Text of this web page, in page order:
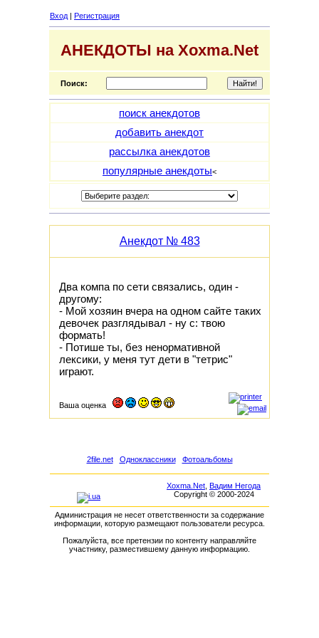
Вход | Регистрация
АНЕКДОТЫ на Xoxma.Net
Поиск:
поиск анекдотов
добавить анекдот
рассылка анекдотов
популярные анекдоты<
Анекдот № 483
Два компа по сети связались, один -
другому:
- Мой хозяин вчера на одном сайте таких
девочек разглядывал - ну с: твою
формать!
- Потише ты, без ненормативной
лексики, у меня тут дети в "тетрис"
играют.
Ваша оценка
2file.net Одноклассники Фотоальбомы
Xoxma.Net Вадим Негода
Copyright © 2000-2024
Администрация не несет ответственности за содержание
информации, которую размещают пользователи ресурса.
Пожалуйста, все претензии по контенту направляйте
участнику, разместившему данную информацию.